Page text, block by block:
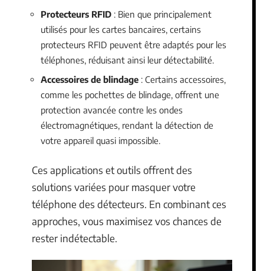
Protecteurs RFID : Bien que principalement
utilisés pour les cartes bancaires, certains
protecteurs RFID peuvent être adaptés pour les
téléphones, réduisant ainsi leur détectabilité.
Accessoires de blindage : Certains accessoires,
comme les pochettes de blindage, offrent une
protection avancée contre les ondes
électromagnétiques, rendant la détection de
votre appareil quasi impossible.
Ces applications et outils offrent des
solutions variées pour masquer votre
téléphone des détecteurs. En combinant ces
approches, vous maximisez vos chances de
rester indétectable.